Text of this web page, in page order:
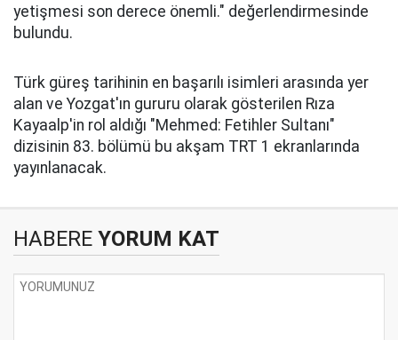
yetişmesi son derece önemli." değerlendirmesinde
bulundu.
Türk güreş tarihinin en başarılı isimleri arasında yer
alan ve Yozgat'ın gururu olarak gösterilen Rıza
Kayaalp'in rol aldığı "Mehmed: Fetihler Sultanı"
dizisinin 83. bölümü bu akşam TRT 1 ekranlarında
yayınlanacak.
HABERE YORUM KAT